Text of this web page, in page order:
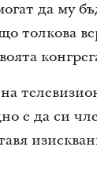
да му
толкова
е да си